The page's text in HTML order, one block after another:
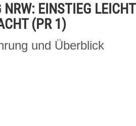
NRW: EINSTIEG LEICHT
(PR 1)
und Überblick